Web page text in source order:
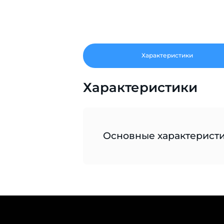
Характеристики
Характеристики
Основные